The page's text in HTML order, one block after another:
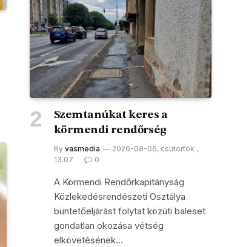
Szemtanúkat keres a
körmendi rendőrség
By vasmedia
2026-08-06, csütörtök ,
13:07
0
A Körmendi Rendőrkapitányság
Közlekedésrendészeti Osztálya
büntetőeljárást folytat közúti baleset
gondatlan okozása vétség
elkövetésének…